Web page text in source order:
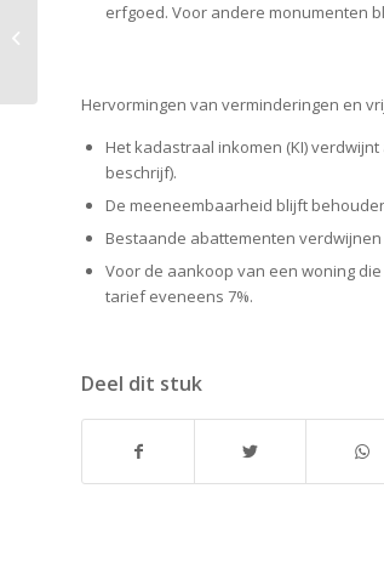
erfgoed. Voor andere monumenten
Hervormingen van verminderingen en
Het kadastraal inkomen (KI)
beschrijf).
De meeneembaarheid blijft
Bestaande abattementen
Voor de aankoop van een woning
tarief eveneens 7%.
Deel dit stuk
Hoe moet men het vruchtgebruik nu